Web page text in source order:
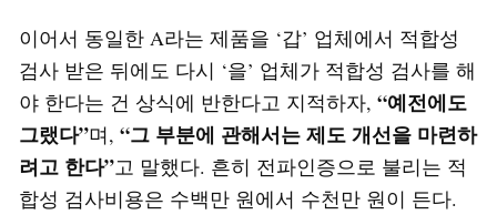
이어서 동일한 A라는 제품을 ‘갑’ 업체에서 적합성
검사 받은 뒤에도 다시 ‘을’ 업체가 적합성 검사를 해
야 한다는 건 상식에 반한다고 지적하자, “예전에도
그랬다”며, “그 부분에 관해서는 제도 개선을 마련하
려고 한다”고 말했다. 흔히 전파인증으로 불리는 적
합성 검사비용은 수백만 원에서 수천만 원이 든다.